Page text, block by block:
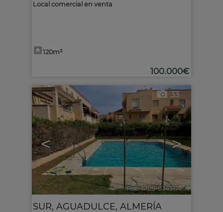
Local comercial en venta
120m²
100.000€
< >
33
Ref.. MLS-634517 🔗
SUR, AGUADULCE, ALMERÍA